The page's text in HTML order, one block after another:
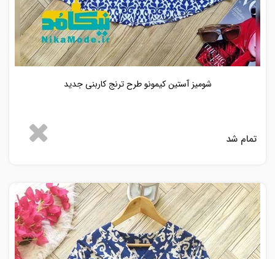
شومیز آستین کیمونو طرح ترنج کاربنی جدید
تمام شد